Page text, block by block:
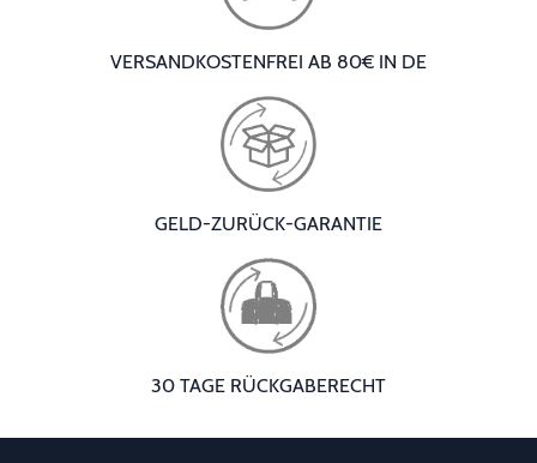
VERSANDKOSTENFREI AB 80€ IN DE
GELD-ZURÜCK-GARANTIE
30 TAGE RÜCKGABERECHT